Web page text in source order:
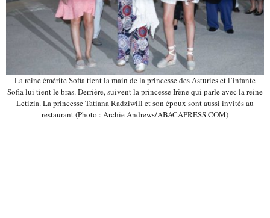
La reine émérite Sofia tient la main de la princesse des Asturies et l’infante
Sofia lui tient le bras. Derrière, suivent la princesse Irène qui parle avec la reine
Letizia. La princesse Tatiana Radziwill et son époux sont aussi invités au
restaurant (Photo : Archie Andrews/ABACAPRESS.COM)